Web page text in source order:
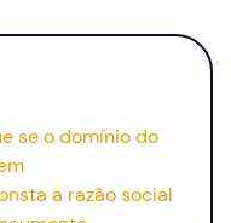
se o domínio do
a razão social